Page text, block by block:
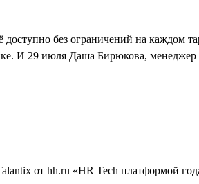
без ограничений на каждом
И 29 июля Даша Бирюкова,
от hh.ru «HR Tech платформой